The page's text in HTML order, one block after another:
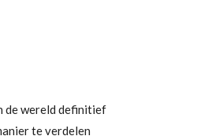
de wereld definitief
te verdelen